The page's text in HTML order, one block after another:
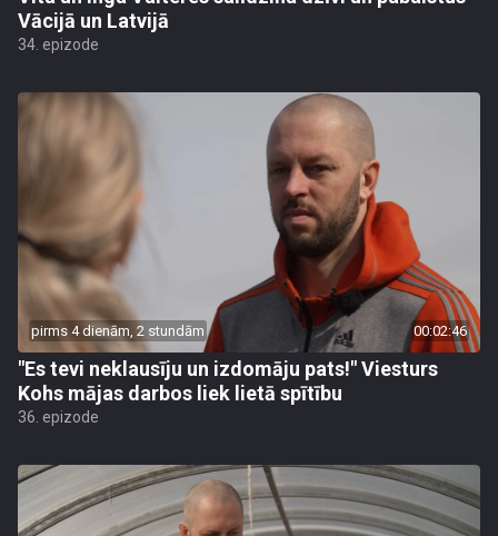
Vācijā un Latvijā
34. epizode
pirms 4 dienām, 2 stundām 00:02:46
"Es tevi neklausīju un izdomāju pats!" Viesturs
Kohs mājas darbos liek lietā spītību
36. epizode